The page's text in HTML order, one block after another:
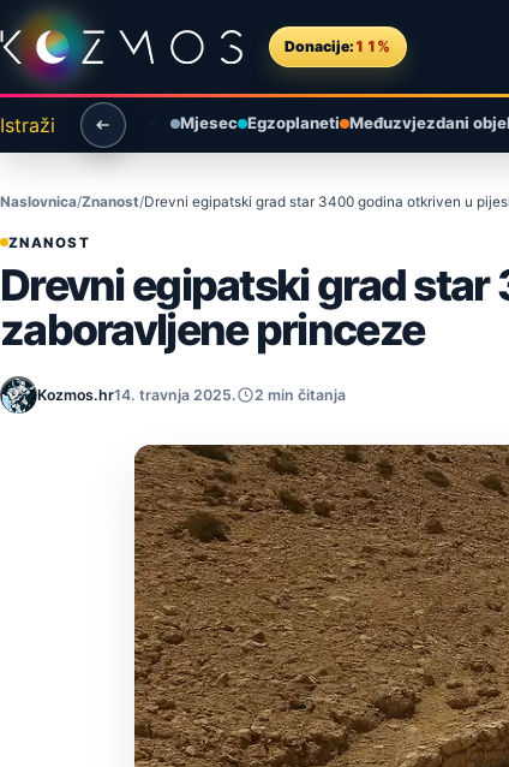
Preskoči na sadržaj
Donacije: 11%
Istraži Mjesec Egzoplaneti Međuzvjezdani
Naslovnica Znanost Drevni egipatski grad star 3400 godina otkriven u
ZNANOST
Drevni egipatski grad
zaboravljene princeze
Kozmos.hr14. travnja 2025. 2 min čitanja